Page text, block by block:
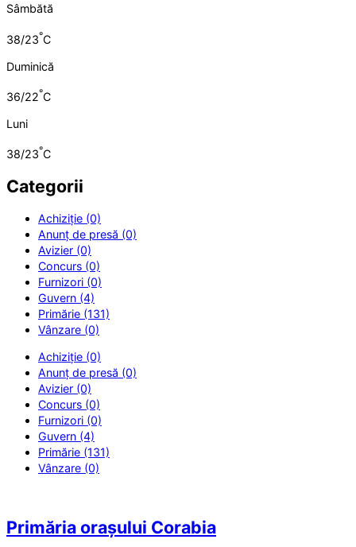
Sâmbătă
38/23°C
Duminică
36/22°C
Luni
38/23°C
Categorii
Achiziție (0)
Anunț de presă (0)
Avizier (0)
Concurs (0)
Furnizori (0)
Guvern (4)
Primărie (131)
Vânzare (0)
Achiziție (0)
Anunț de presă (0)
Avizier (0)
Concurs (0)
Furnizori (0)
Guvern (4)
Primărie (131)
Vânzare (0)
Primăria orașului Corabia